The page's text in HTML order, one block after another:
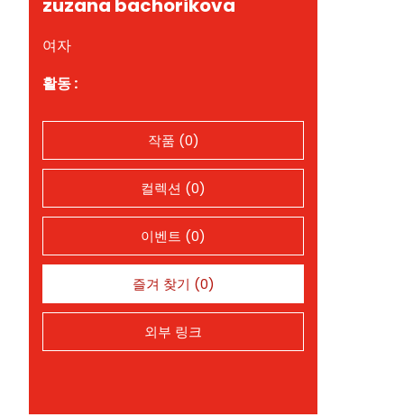
여자
활동 :
작품 (0)
컬렉션 (0)
이벤트 (0)
즐겨 찾기 (0)
외부 링크